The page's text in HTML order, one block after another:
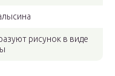
рисунок в виде